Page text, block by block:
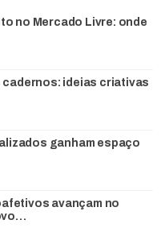
no Mercado Livre: onde
cadernos: ideias criativas
ganham espaço
avançam no